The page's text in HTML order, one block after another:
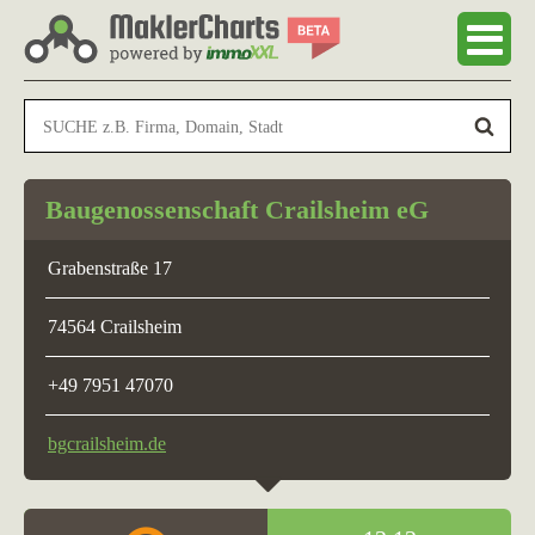
Baugenossenschaft Crailsheim eG
Grabenstraße 17
74564 Crailsheim
+49 7951 47070
bgcrailsheim.de